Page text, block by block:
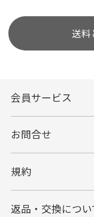
送料
会員サービス
お問合せ
規約
返品・交換につい